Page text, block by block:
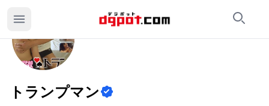
検索
トランプマンのページ
トランプマン